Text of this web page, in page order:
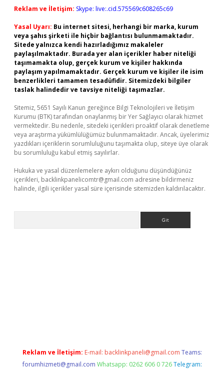
Reklam ve İletişim: Skype: live:.cid.575569c608265c69
Yasal Uyarı: Bu internet sitesi, herhangi bir marka, kurum
veya şahıs şirketi ile hiçbir bağlantısı bulunmamaktadır.
Sitede yalnızca kendi hazırladığımız makaleler
paylaşılmaktadır. Burada yer alan içerikler haber niteliği
taşımamakta olup, gerçek kurum ve kişiler hakkında
paylaşım yapılmamaktadır. Gerçek kurum ve kişiler ile isim
benzerlikleri tamamen tesadüfidir. Sitemizdeki bilgiler
taslak halindedir ve tavsiye niteliği taşımazlar.
Sitemiz, 5651 Sayılı Kanun gereğince Bilgi Teknolojileri ve İletişim
Kurumu (BTK) tarafından onaylanmış bir Yer Sağlayıcı olarak hizmet
vermektedir. Bu nedenle, sitedeki içerikleri proaktif olarak denetleme
veya araştırma yükümlülüğümüz bulunmamaktadır. Ancak, üyelerimiz
yazdıkları içeriklerin sorumluluğunu taşımakta olup, siteye üye olarak
bu sorumluluğu kabul etmiş sayılırlar.
Hukuka ve yasal düzenlemelere aykırı olduğunu düşündüğünüz
içerikleri, backlinkpanelicomtr@gmail.com adresine bildirmeniz
halinde, ilgili içerikler yasal süre içerisinde sitemizden kaldırılacaktır.
Reklam ve İletişim: E-mail: backlinkpaneli@gmail.com Teams:
forumhizmeti@gmail.com Whatsapp: 0262 606 0 726 Telegram: